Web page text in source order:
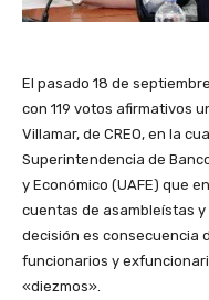
El pasado 18 de
con 119 votos afirmativos
Villamar, de CREO, en la
Superintendencia de
y Económico (UAFE) que
cuentas de asambleístas
decisión es consecuencia
funcionarios y
«diezmos».